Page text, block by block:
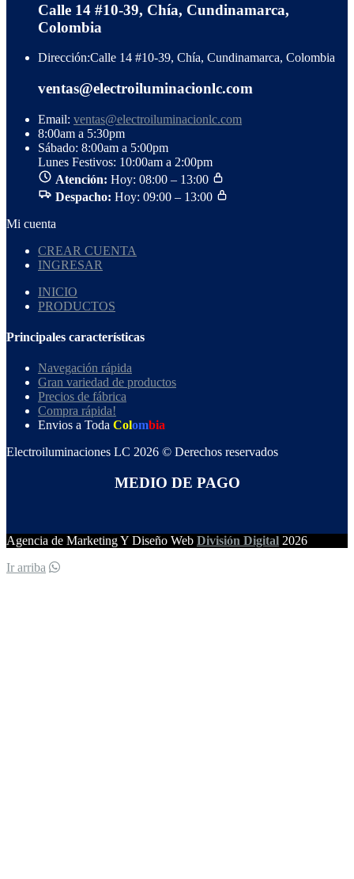
Calle 14 #10-39, Chía, Cundinamarca,
Colombia
Dirección:Calle 14 #10-39, Chía, Cundinamarca, Colombia
ventas@electroiluminacionlc.com
Email: ventas@electroiluminacionlc.com
8:00am a 5:30pm
Sábado: 8:00am a 5:00pm
Lunes Festivos: 10:00am a 2:00pm
Atención: Hoy: 08:00 – 13:00
Despacho: Hoy: 09:00 – 13:00
Mi cuenta
CREAR CUENTA
INGRESAR
INICIO
PRODUCTOS
Principales características
Navegación rápida
Gran variedad de productos
Precios de fábrica
Compra rápida!
Envios a Toda Colombia
Electroiluminaciones LC 2026 © Derechos reservados
MEDIO DE PAGO
Agencia de Marketing Y Diseño Web División Digital 2026
Ir arriba